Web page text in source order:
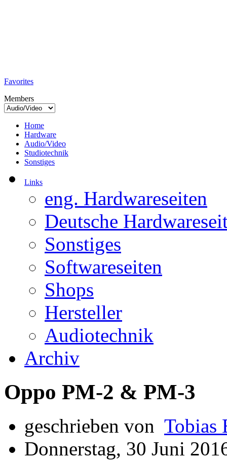
Favorites
Members
Home
Hardware
Audio/Video
Studiotechnik
Sonstiges
Links
eng. Hardwareseiten
Deutsche
Sonstiges
Softwareseiten
Shops
Hersteller
Audiotechnik
Archiv
Oppo PM-2 & PM-3
geschrieben von Tobias
Donnerstag, 30 Juni